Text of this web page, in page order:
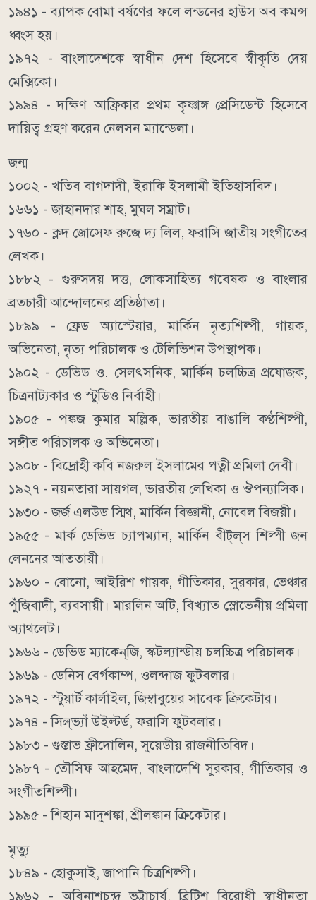
১৯৪১ - ব্যাপক বোমা বর্ষণের ফলে লন্ডনের হাউস অব কমন্স
ধ্বংস হয়।
১৯৭২ - বাংলাদেশকে স্বাধীন দেশ হিসেবে স্বীকৃতি দেয়
মেক্সিকো।
১৯৯৪ - দক্ষিণ আফ্রিকার প্রথম কৃষ্ণাঙ্গ প্রেসিডেন্ট হিসেবে
দায়িত্ব গ্রহণ করেন নেলসন ম্যান্ডেলা।
জন্ম
১০০২ - খতিব বাগদাদী, ইরাকি ইসলামী ইতিহাসবিদ।
১৬৬১ - জাহানদার শাহ, মুঘল সম্রাট।
১৭৬০ - ক্লদ জোসেফ রুজে দ্য লিল, ফরাসি জাতীয় সংগীতের
লেখক।
১৮৮২ - গুরুসদয় দত্ত, লোকসাহিত্য গবেষক ও বাংলার
ব্রতচারী আন্দোলনের প্রতিষ্ঠাতা।
১৮৯৯ - ফ্রেড অ্যাস্টেয়ার, মার্কিন নৃত্যশিল্পী, গায়ক,
অভিনেতা, নৃত্য পরিচালক ও টেলিভিশন উপস্থাপক।
১৯০২ - ডেভিড ও. সেলৎসনিক, মার্কিন চলচ্চিত্র প্রযোজক,
চিত্রনাট্যকার ও স্টুডিও নির্বাহী।
১৯০৫ - পঙ্কজ কুমার মল্লিক, ভারতীয় বাঙালি কণ্ঠশিল্পী,
সঙ্গীত পরিচালক ও অভিনেতা।
১৯০৮ - বিদ্রোহী কবি নজরুল ইসলামের পত্নী প্রমিলা দেবী।
১৯২৭ - নয়নতারা সায়গল, ভারতীয় লেখিকা ও ঔপন্যাসিক।
১৯৩০ - জর্জ এলউড স্মিথ, মার্কিন বিজ্ঞানী, নোবেল বিজয়ী।
১৯৫৫ - মার্ক ডেভিড চ্যাপম্যান, মার্কিন বীট্‌ল্‌স শিল্পী জন
লেননের আততায়ী।
১৯৬০ - বোনো, আইরিশ গায়ক, গীতিকার, সুরকার, ভেঞ্চার
পুঁজিবাদী, ব্যবসায়ী। মারলিন অটি, বিখ্যাত স্লোভেনীয় প্রমিলা
অ্যাথলেট।
১৯৬৬ - ডেভিড ম্যাকেন্‌জি, স্কটল্যান্ডীয় চলচ্চিত্র পরিচালক।
১৯৬৯ - ডেনিস বের্গকাম্প, ওলন্দাজ ফুটবলার।
১৯৭২ - স্টুয়ার্ট কার্লাইল, জিম্বাবুয়ের সাবেক ক্রিকেটার।
১৯৭৪ - সিল্‌ভ্যাঁ উইল্টর্ড, ফরাসি ফুটবলার।
১৯৮৩ - গুস্তাভ ফ্রীদোলিন, সুয়েডীয় রাজনীতিবিদ।
১৯৮৭ - তৌসিফ আহমেদ, বাংলাদেশি সুরকার, গীতিকার ও
সংগীতশিল্পী।
১৯৯৫ - শিহান মাদুশঙ্কা, শ্রীলঙ্কান ক্রিকেটার।
মৃত্যু
১৮৪৯ - হোকুসাই, জাপানি চিত্রশিল্পী।
১৯৬২ - অবিনাশচন্দ্র ভট্টাচার্য, ব্রিটিশ বিরোধী স্বাধীনতা